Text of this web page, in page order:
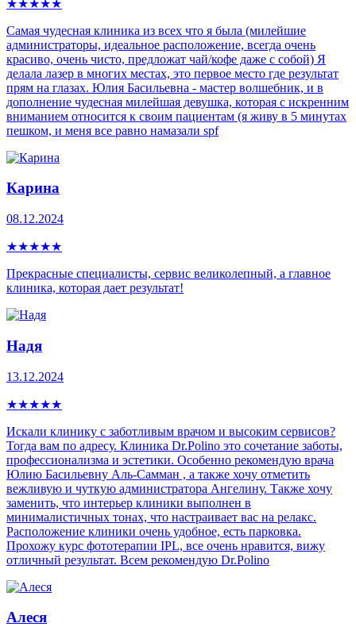
★★★★★
Самая чудесная клиника из всех что я была (милейшие
администраторы, идеальное расположение, всегда очень
красиво, очень чисто, предложат чай/кофе даже с собой) Я
делала лазер в многих местах, это первое место где результат
прям на глазах. Юлия Басильевна - мастер волшебник, и в
дополнение чудесная милейшая девушка, которая с искренним
вниманием относится к своим пациентам (я живу в 5 минутах
пешком, и меня все равно намазали spf
Карина
08.12.2024
★★★★★
Прекрасные специалисты, сервис великолепный, а главное
клиника, которая дает результат!
Надя
13.12.2024
★★★★★
Искали клинику с заботливым врачом и высоким сервисов?
Тогда вам по адресу. Клиника Dr.Polino это сочетание заботы,
профессионализма и эстетики. Особенно рекомендую врача
Юлию Басильевну Аль-Самман , а также хочу отметить
вежливую и чуткую администратора Ангелину. Также хочу
заменить, что интерьер клиники выполнен в
минималистичных тонах, что настраивает вас на релакс.
Расположение клиники очень удобное, есть парковка.
Прохожу курс фототерапии IPL, все очень нравится, вижу
отличный результат. Всем рекомендую Dr.Polino
Алеся